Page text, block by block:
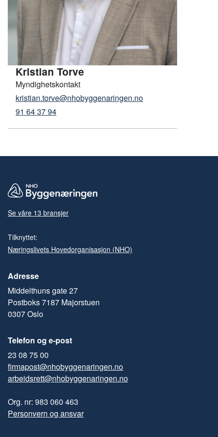
Kristian Torve
Myndighetskontakt
kristian.torve@nhobyggenaringen.no
91 64 37 94
Se våre 13 bransjer
Tilknyttet:
Næringslivets Hovedorganisasjon (NHO)
Adresse
Middelthuns gate 27
Postboks 7187 Majorstuen
0307 Oslo
Telefon og e-post
23 08 75 00
firmapost@nhobyggenaringen.no
arbeidsrett@nhobyggenaringen.no
Org. nr: 983 060 463
Personvern og ansvar